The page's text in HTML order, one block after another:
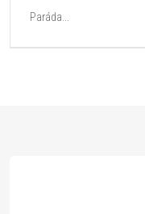
Paráda...